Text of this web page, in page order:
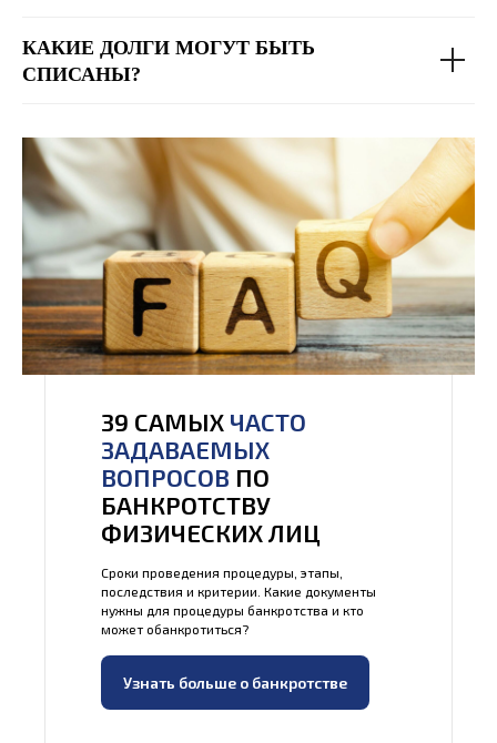
КАКИЕ ДОЛГИ МОГУТ БЫТЬ
СПИСАНЫ?
39 САМЫХ ЧАСТО
ЗАДАВАЕМЫХ
ВОПРОСОВ ПО
БАНКРОТСТВУ
ФИЗИЧЕСКИХ ЛИЦ
Сроки проведения процедуры, этапы,
последствия и критерии. Какие документы
нужны для процедуры банкротства и кто
может обанкротиться?
Узнать больше о банкротстве